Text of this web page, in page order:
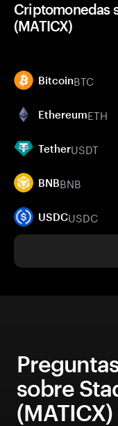
Criptomonedas
(MATICX)
BitcoinBTC
EthereumETH
TetherUSDT
BNBBNB
USDCUSDC
sobre
(MATICX)